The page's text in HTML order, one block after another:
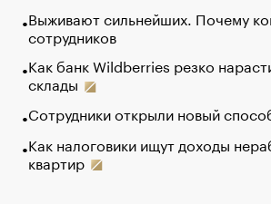
Выживают сильнейших. Почему
сотрудников
Как банк Wildberries резко
склады
Сотрудники открыли новый
Как налоговики ищут доходы
квартир